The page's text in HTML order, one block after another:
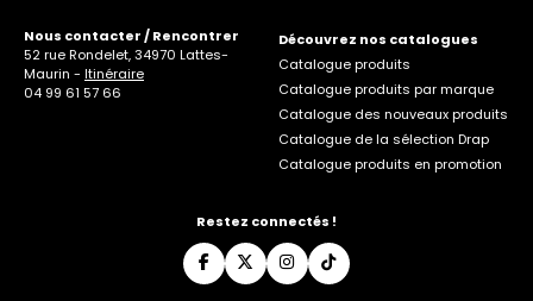
Nous contacter / Rencontrer
52 rue Rondelet, 34970 Lattes-
Maurin - Itinéraire
04 99 61 57 66
Découvrez nos catalogues
Catalogue produits
Catalogue produits par marque
Catalogue des nouveaux produits
Catalogue de la sélection Drap
Catalogue produits en promotion
Restez connectés !